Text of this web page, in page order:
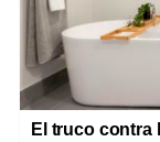
El truco contra